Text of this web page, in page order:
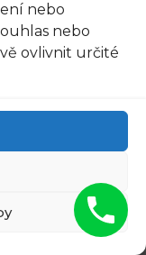
nebo
nebo
ovlivnit určité
body
vrstvu
k vašemu
moderních
vašeho